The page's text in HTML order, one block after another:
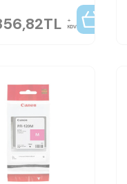
TL KDV